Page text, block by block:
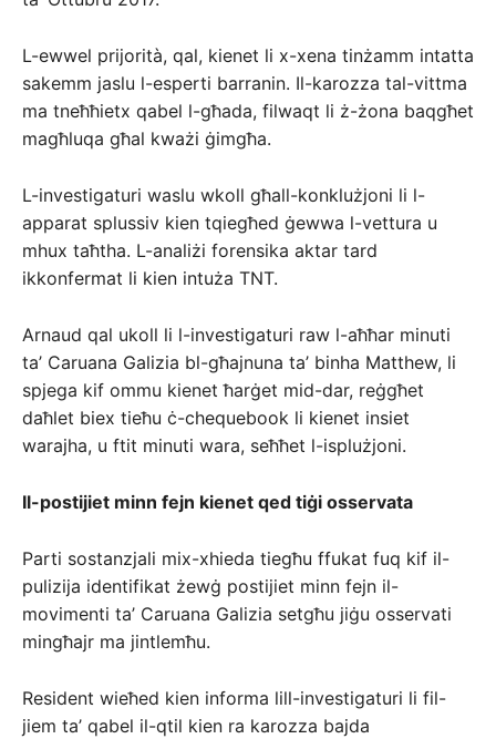
L-ewwel prijorità, qal, kienet li x-xena tinżamm intatta
sakemm jaslu l-esperti barranin. Il-karozza tal-vittma
ma tneħħietx qabel l-għada, filwaqt li ż-żona baqgħet
magħluqa għal kważi ġimgħa.
L-investigaturi waslu wkoll għall-konklużjoni li l-
apparat splussiv kien tqiegħed ġewwa l-vettura u
mhux taħtha. L-analiżi forensika aktar tard
ikkonfermat li kien intuża TNT.
Arnaud qal ukoll li l-investigaturi raw l-aħħar minuti
ta’ Caruana Galizia bl-għajnuna ta’ binha Matthew, li
spjega kif ommu kienet ħarġet mid-dar, reġgħet
daħlet biex tieħu ċ-chequebook li kienet insiet
warajha, u ftit minuti wara, seħħet l-isplużjoni.
Il-postijiet minn fejn kienet qed tiġi osservata
Parti sostanzjali mix-xhieda tiegħu ffukat fuq kif il-
pulizija identifikat żewġ postijiet minn fejn il-
movimenti ta’ Caruana Galizia setgħu jiġu osservati
mingħajr ma jintlemħu.
Resident wieħed kien informa lill-investigaturi li fil-
jiem ta’ qabel il-qtil kien ra karozza bajda